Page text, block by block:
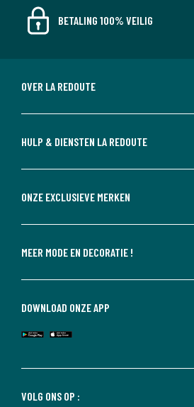
BETALING 100% VEILIG
OVER LA REDOUTE
HULP & DIENSTEN LA REDOUTE
ONZE EXCLUSIEVE MERKEN
MEER MODE EN DECORATIE !
VOLG ONS OP :
DOWNLOAD ONZE APP